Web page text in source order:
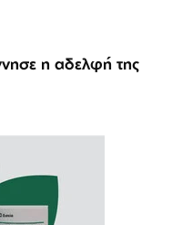
η αδελφή της